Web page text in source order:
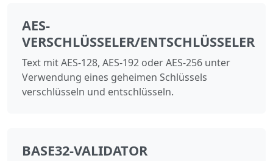
AES-
VERSCHLÜSSELER/ENTSCHLÜSSELER
Text mit AES-128, AES-192 oder AES-256 unter
Verwendung eines geheimen Schlüssels
verschlüsseln und entschlüsseln.
BASE32-VALIDATOR